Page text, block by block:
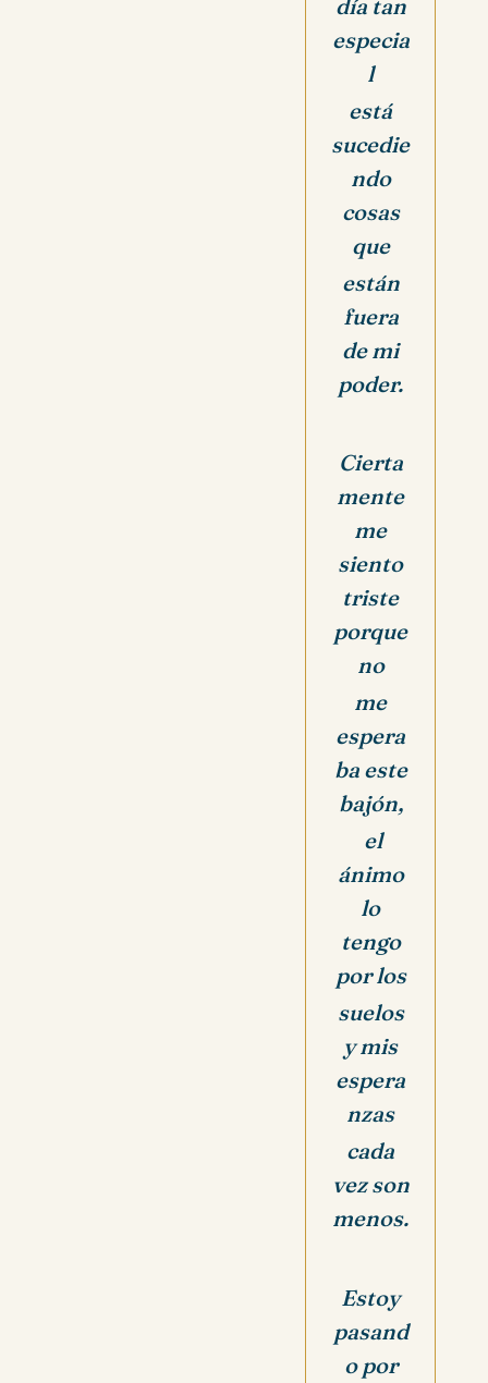
día tan
especia
l
está
sucedie
ndo
cosas
que
están
fuera
de mi
poder.
Cierta
mente
me
siento
triste
porque
no
me
espera
ba este
bajón,
el
ánimo
lo
tengo
por los
suelos
y mis
espera
nzas
cada
vez son
menos.
Estoy
pasand
o por